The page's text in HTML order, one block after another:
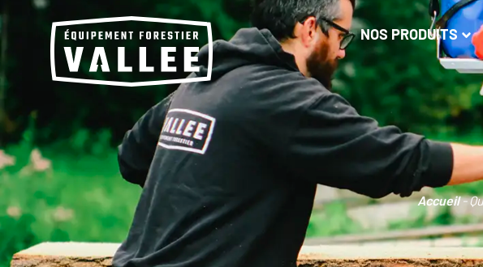
NOS PRODUITS
Accueil-